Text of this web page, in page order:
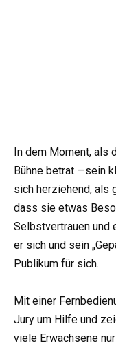
In dem Moment, als
Bühne betrat —sein
sich herziehend, als
dass sie etwas
Selbstvertrauen und
er sich und sein
Publikum für sich.
Mit einer
Jury um Hilfe und
viele Erwachsene